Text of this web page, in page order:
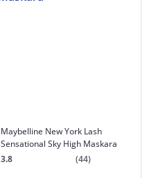
Maybelline New York Lash
Sensational Sky High Maskara
3.8
(44)